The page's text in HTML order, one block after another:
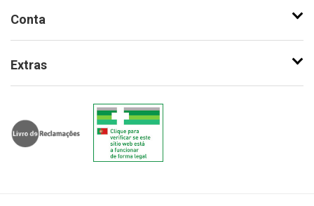
Conta
Extras